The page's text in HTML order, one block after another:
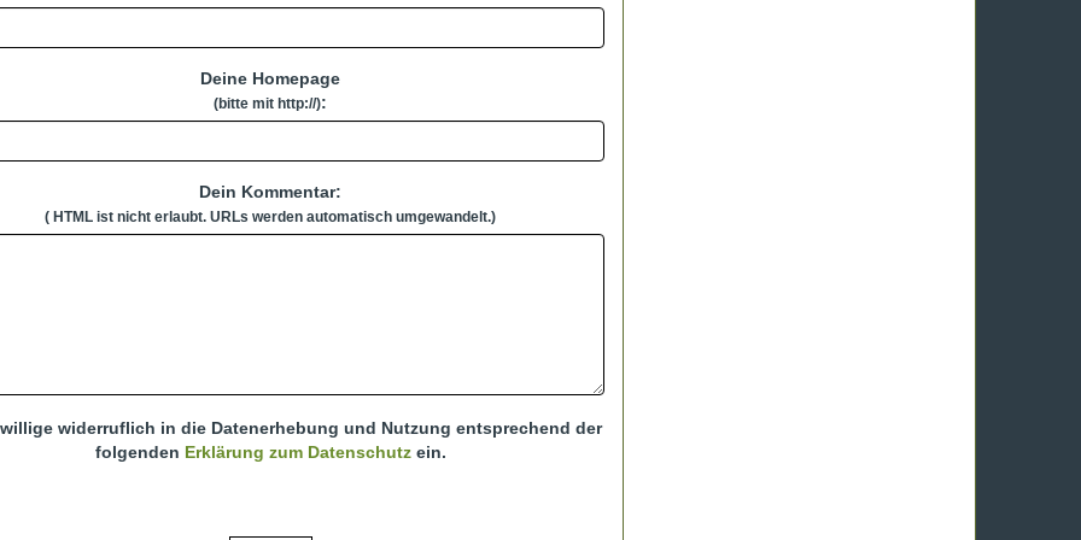
Deine Homepage
(bitte mit http://):
Dein Kommentar:
( HTML ist nicht erlaubt. URLs werden automatisch umgewandelt.)
widerruflich in die Datenerhebung und Nutzung entsprechend der
folgenden Erklärung zum Datenschutzein.